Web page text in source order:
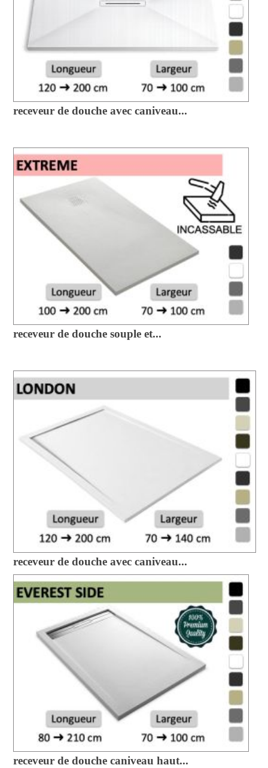
receveur de douche avec caniveau...
receveur de douche souple et...
receveur de douche avec caniveau...
receveur de douche caniveau haut...